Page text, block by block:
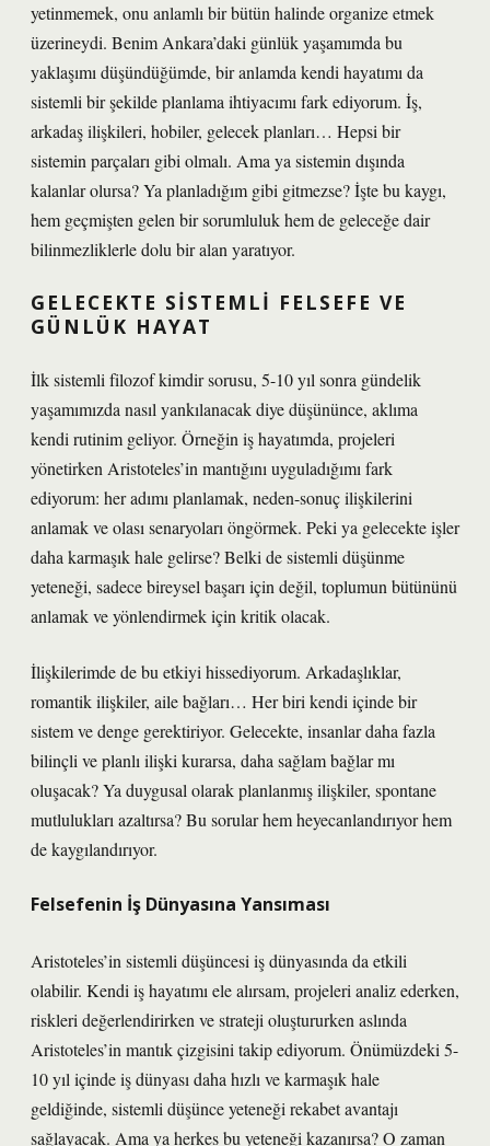
yetinmemek, onu anlamlı bir bütün halinde organize etmek
üzerineydi. Benim Ankara’daki günlük yaşamımda bu
yaklaşımı düşündüğümde, bir anlamda kendi hayatımı da
sistemli bir şekilde planlama ihtiyacımı fark ediyorum. İş,
arkadaş ilişkileri, hobiler, gelecek planları… Hepsi bir
sistemin parçaları gibi olmalı. Ama ya sistemin dışında
kalanlar olursa? Ya planladığım gibi gitmezse? İşte bu kaygı,
hem geçmişten gelen bir sorumluluk hem de geleceğe dair
bilinmezliklerle dolu bir alan yaratıyor.
GELECEKTE SISTEMLI FELSEFE VE
GÜNLÜK HAYAT
İlk sistemli filozof kimdir sorusu, 5-10 yıl sonra gündelik
yaşamımızda nasıl yankılanacak diye düşününce, aklıma
kendi rutinim geliyor. Örneğin iş hayatımda, projeleri
yönetirken Aristoteles’in mantığını uyguladığımı fark
ediyorum: her adımı planlamak, neden-sonuç ilişkilerini
anlamak ve olası senaryoları öngörmek. Peki ya gelecekte işler
daha karmaşık hale gelirse? Belki de sistemli düşünme
yeteneği, sadece bireysel başarı için değil, toplumun bütününü
anlamak ve yönlendirmek için kritik olacak.
İlişkilerimde de bu etkiyi hissediyorum. Arkadaşlıklar,
romantik ilişkiler, aile bağları… Her biri kendi içinde bir
sistem ve denge gerektiriyor. Gelecekte, insanlar daha fazla
bilinçli ve planlı ilişki kurarsa, daha sağlam bağlar mı
oluşacak? Ya duygusal olarak planlanmış ilişkiler, spontane
mutlulukları azaltırsa? Bu sorular hem heyecanlandırıyor hem
de kaygılandırıyor.
Felsefenin İş Dünyasına Yansıması
Aristoteles’in sistemli düşüncesi iş dünyasında da etkili
olabilir. Kendi iş hayatımı ele alırsam, projeleri analiz ederken,
riskleri değerlendirirken ve strateji oluştururken aslında
Aristoteles’in mantık çizgisini takip ediyorum. Önümüzdeki 5-
10 yıl içinde iş dünyası daha hızlı ve karmaşık hale
geldiğinde, sistemli düşünce yeteneği rekabet avantajı
sağlayacak. Ama ya herkes bu yeteneği kazanırsa? O zaman